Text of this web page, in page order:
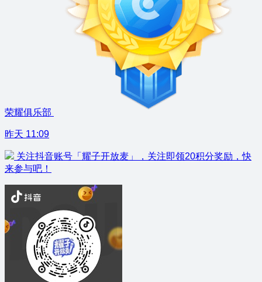
荣耀俱乐部
昨天 11:09
关注抖音账号「耀子开放麦」，关注即领20积分奖励，快
来参与吧！